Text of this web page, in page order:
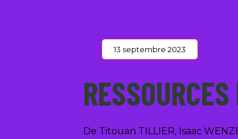
13 septembre 2023
De Titouan TILLIER, Isaac